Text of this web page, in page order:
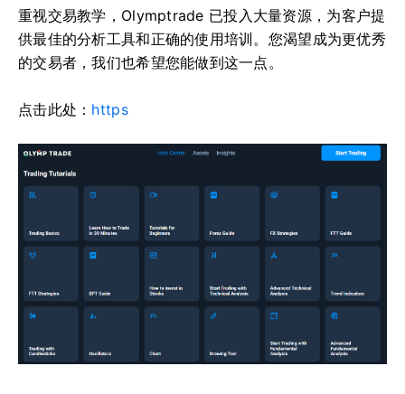
重视交易教学，Olymptrade 已投入大量资源，为客户提
供最佳的分析工具和正确的使用培训。您渴望成为更优秀
的交易者，我们也希望您能做到这一点。
点击此处： https